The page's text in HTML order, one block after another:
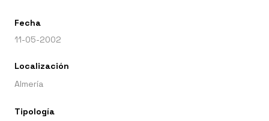
Fecha
11-05-2002
Localización
Almería
Tipología